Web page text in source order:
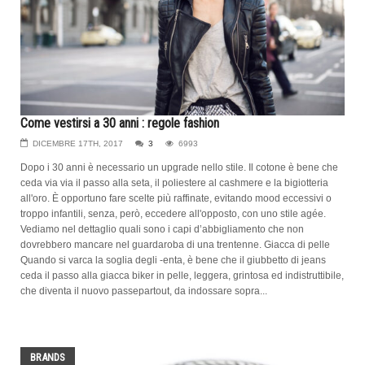
Come vestirsi a 30 anni : regole fashion
DICEMBRE 17TH, 2017 3 6993
Dopo i 30 anni è necessario un upgrade nello stile. Il cotone è bene che
ceda via via il passo alla seta, il poliestere al cashmere e la bigiotteria
all'oro. È opportuno fare scelte più raffinate, evitando mood eccessivi o
troppo infantili, senza, però, eccedere all'opposto, con uno stile agée.
Vediamo nel dettaglio quali sono i capi d’abbigliamento che non
dovrebbero mancare nel guardaroba di una trentenne. Giacca di pelle
Quando si varca la soglia degli -enta, è bene che il giubbetto di jeans
ceda il passo alla giacca biker in pelle, leggera, grintosa ed indistruttibile,
che diventa il nuovo passepartout, da indossare sopra...
BRANDS